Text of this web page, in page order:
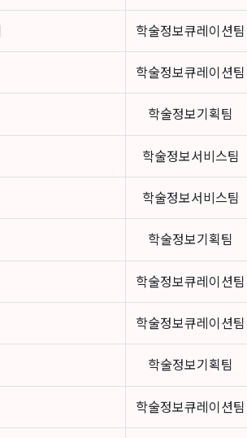
학술정보큐레이션팀
학술정보큐레이션팀
학술정보기획팀
학술정보서비스팀
학술정보서비스팀
학술정보기획팀
학술정보큐레이션팀
학술정보큐레이션팀
학술정보기획팀
학술정보큐레이션팀